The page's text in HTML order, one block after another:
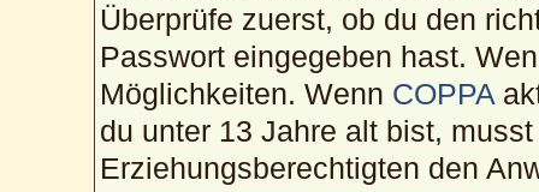
Überprüfe zuerst, ob du den
Passwort eingegeben hast.
Möglichkeiten. Wenn COPPA
du unter 13 Jahre alt bist,
Erziehungsberechtigten den